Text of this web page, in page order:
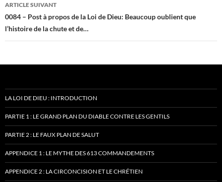
ARTICLE SUIVANT
0084 – Post à propos de la Loi de Dieu: Beaucoup oublient que
l’histoire de la chute et de…
LA LOI DE DIEU : INTRODUCTION
PARTIE 1 : LE GRAND PLAN DU DIABLE CONTRE LES GENTILS
PARTIE 2 : LE FAUX PLAN DE SALUT
APPENDICE 1 : LE MYTHE DES 613 COMMANDEMENTS
APPENDICE 2 : LA CIRCONCISION ET LE CHRÉTIEN